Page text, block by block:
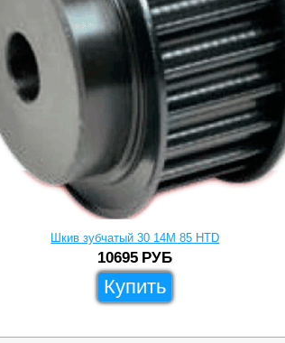
Шкив зубчатый 30 14M 85 HTD
10695 РУБ
Купить